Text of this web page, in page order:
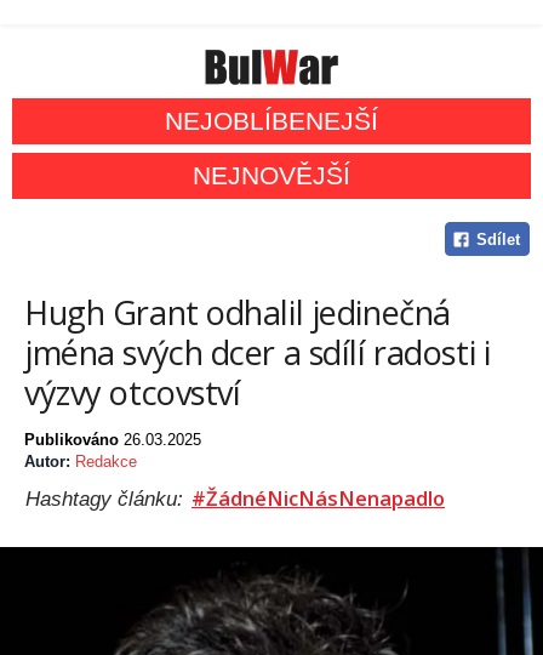
NEJOBLÍBENEJŠÍ
NEJNOVĚJŠÍ
Sdílet
Hugh Grant odhalil jedinečná
jména svých dcer a sdílí radosti i
výzvy otcovství
Publikováno 26.03.2025
Autor: Redakce
Hashtagy článku: #ŽádnéNicNásNenapadlo